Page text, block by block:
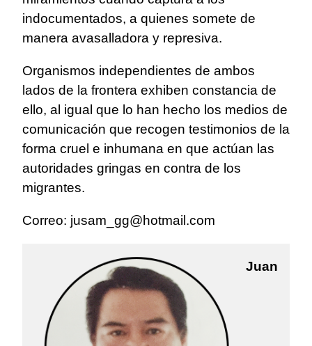
indocumentados, a quienes somete de
manera avasalladora y represiva.
Organismos independientes de ambos
lados de la frontera exhiben constancia de
ello, al igual que lo han hecho los medios de
comunicación que recogen testimonios de la
forma cruel e inhumana en que actúan las
autoridades gringas en contra de los
migrantes.
Correo: jusam_gg@hotmail.com
Juan